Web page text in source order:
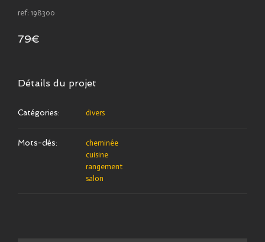
ref: 198300
79€
Détails du projet
Catégories: divers
Mots-clés:
cheminée
cuisine
rangement
salon